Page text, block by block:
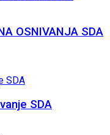
OSNIVANJA SDA
SDA